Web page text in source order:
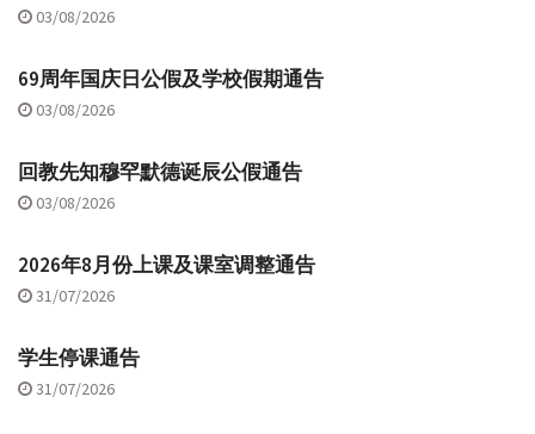
03/08/2026
69周年国庆日公假及学校假期通告
03/08/2026
回教先知穆罕默德诞辰公假通告
03/08/2026
2026年8月份上课及课室调整通告
31/07/2026
学生停课通告
31/07/2026